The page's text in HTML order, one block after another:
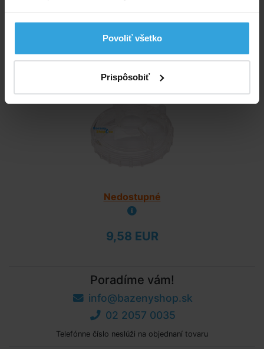
Povoliť všetko
Prispôsobiť
Doporučené príslušenstvo (1)
Kryt predfiltra na filtráciu Bestway 2m3/hod
Nedostupné
9,58 EUR
Poradíme vám!
info@bazenyshop.sk
02 2057 0035
Telefónne číslo neslúži na objednaní tovaru